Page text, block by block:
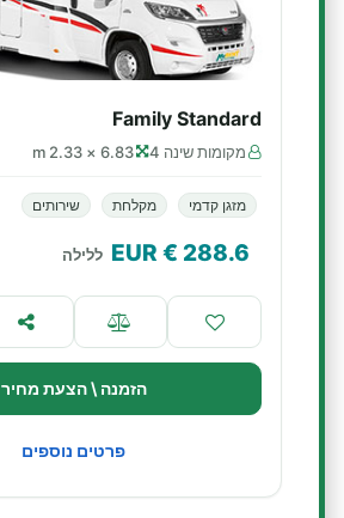
Family Standard
מקומות שינה 4 6.83 × 2.33 m
מזגן קדמי מקלחת שירותים
288.6
€ EUR ללילה
הזמנה \ הצעת מחיר
פרטים נוספים